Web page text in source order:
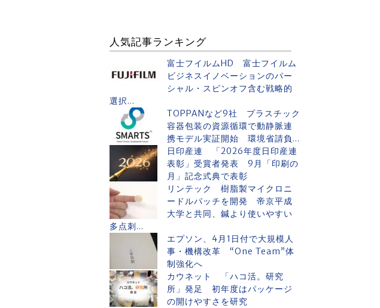
人気記事ランキング
富士フイルムHD 富士フイルム
ビジネスイノベーションのパー
シャル・スピンオフ含む戦略的
選択...
TOPPANなど9社 プラスチック
容器包装の資源循環で動静脈連
携モデル実証開始 環境省請負...
日印産連 「2026年度日印産連
表彰」受賞者発表 9月「印刷の
月」記念式典で表彰
リンテック 樹脂製マイクロニ
ードルパッチを開発 帝京平成
大学と共同、鍼より使いやすい
多点刺...
エプソン、4月1日付で大規模人
事・機構改革 “One Team”体
制強化へ
カウネット 「ハコ活。研究
所」発足 初年度はパッケージ
の開けやすさを研究